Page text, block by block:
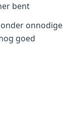
bent
onnodige
goed